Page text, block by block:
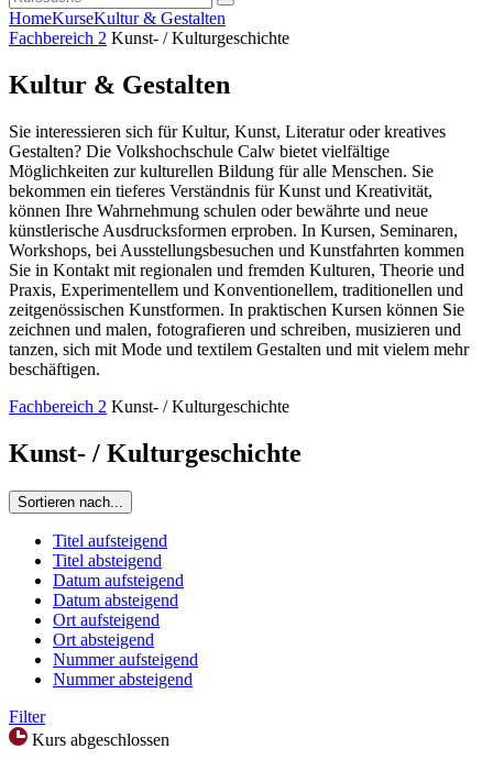
HomeKurseKultur & Gestalten
Fachbereich 2 Kunst- / Kulturgeschichte
Kultur & Gestalten
Sie interessieren sich für Kultur, Kunst, Literatur oder kreatives
Gestalten? Die Volkshochschule Calw bietet vielfältige
Möglichkeiten zur kulturellen Bildung für alle Menschen. Sie
bekommen ein tieferes Verständnis für Kunst und Kreativität,
können Ihre Wahrnehmung schulen oder bewährte und neue
künstlerische Ausdrucksformen erproben. In Kursen, Seminaren,
Workshops, bei Ausstellungsbesuchen und Kunstfahrten kommen
Sie in Kontakt mit regionalen und fremden Kulturen, Theorie und
Praxis, Experimentellem und Konventionellem, traditionellen und
zeitgenössischen Kunstformen. In praktischen Kursen können Sie
zeichnen und malen, fotografieren und schreiben, musizieren und
tanzen, sich mit Mode und textilem Gestalten und mit vielem mehr
beschäftigen.
Fachbereich 2 Kunst- / Kulturgeschichte
Kunst- / Kulturgeschichte
Sortieren nach...
Titel aufsteigend
Titel absteigend
Datum aufsteigend
Datum absteigend
Ort aufsteigend
Ort absteigend
Nummer aufsteigend
Nummer absteigend
Filter
Kurs abgeschlossen